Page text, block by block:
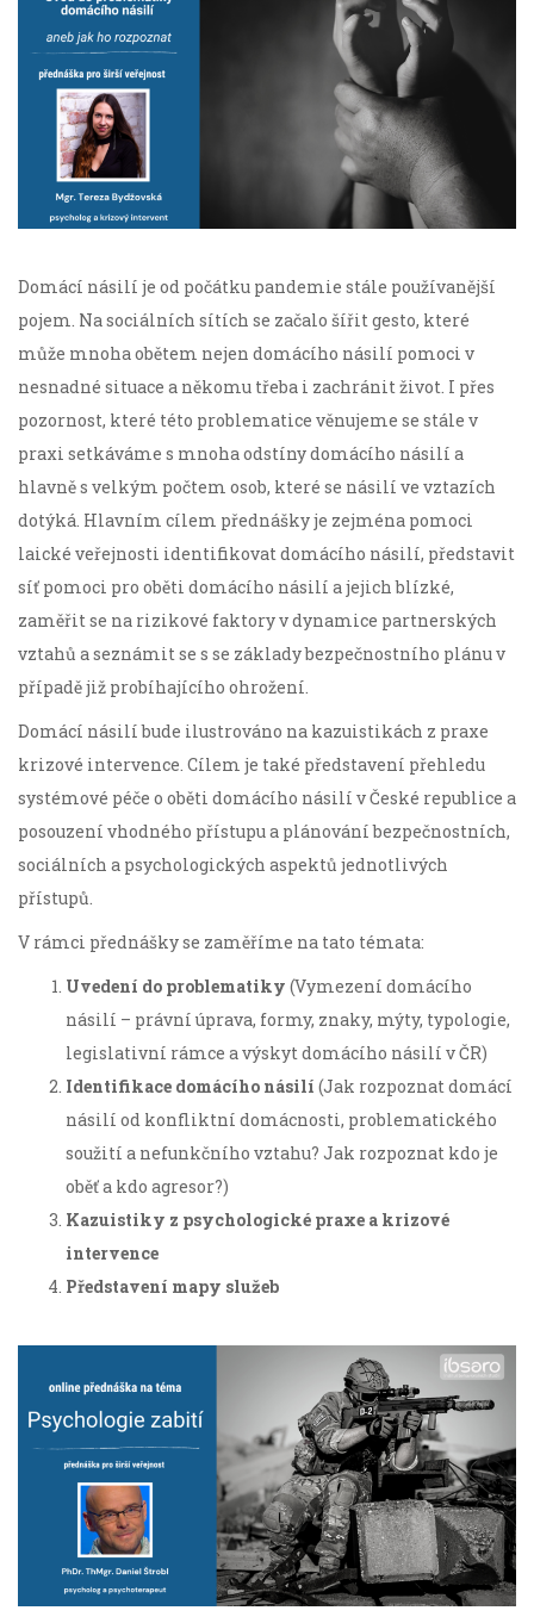
Domácí násilí je od počátku pandemie stále používanější
pojem. Na sociálních sítích se začalo šířit gesto, které
může mnoha obětem nejen domácího násilí pomoci v
nesnadné situace a někomu třeba i zachránit život. I přes
pozornost, které této problematice věnujeme se stále v
praxi setkáváme s mnoha odstíny domácího násilí a
hlavně s velkým počtem osob, které se násilí ve vztazích
dotýká. Hlavním cílem přednášky je zejména pomoci
laické veřejnosti identifikovat domácího násilí, představit
síť pomoci pro oběti domácího násilí a jejich blízké,
zaměřit se na rizikové faktory v dynamice partnerských
vztahů a seznámit se s se základy bezpečnostního plánu v
případě již probíhajícího ohrožení.
Domácí násilí bude ilustrováno na kazuistikách z praxe
krizové intervence. Cílem je také představení přehledu
systémové péče o oběti domácího násilí v České republice a
posouzení vhodného přístupu a plánování bezpečnostních,
sociálních a psychologických aspektů jednotlivých
přístupů.
V rámci přednášky se zaměříme na tato témata:
Uvedení do problematiky (Vymezení domácího
násilí – právní úprava, formy, znaky, mýty, typologie,
legislativní rámce a výskyt domácího násilí v ČR)
Identifikace domácího násilí (Jak rozpoznat domácí
násilí od konfliktní domácnosti, problematického
soužití a nefunkčního vztahu? Jak rozpoznat kdo je
oběť a kdo agresor?)
Kazuistiky z psychologické praxe a krizové
intervence
Představení mapy služeb